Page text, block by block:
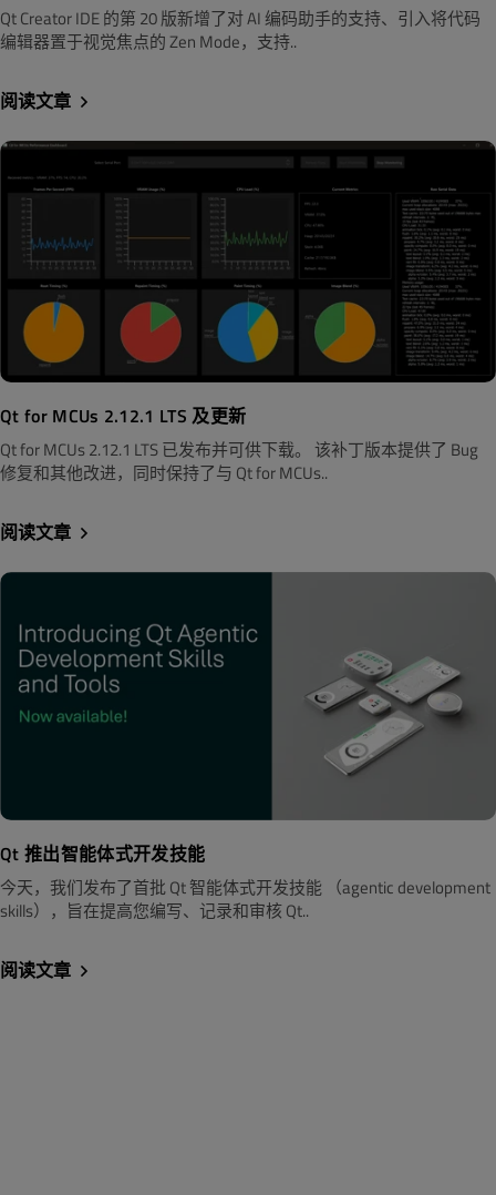
Qt Creator IDE 的第 20 版新增了对 AI 编码助手的支持、引入将代码
编辑器置于视觉焦点的 Zen Mode，支持..
阅读文章
Qt for MCUs 2.12.1 LTS 及更新
Qt for MCUs 2.12.1 LTS 已发布并可供下载。 该补丁版本提供了 Bug
修复和其他改进，同时保持了与 Qt for MCUs..
阅读文章
Qt 推出智能体式开发技能
今天，我们发布了首批 Qt 智能体式开发技能 （agentic development
skills），旨在提高您编写、记录和审核 Qt..
阅读文章